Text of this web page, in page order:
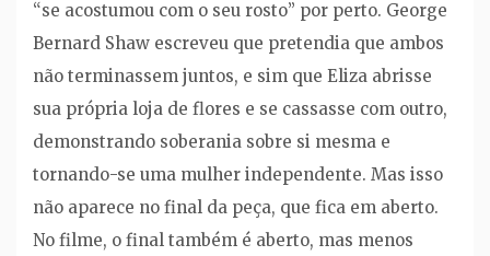
“se acostumou com o seu rosto” por perto. George
Bernard Shaw escreveu que pretendia que ambos
não terminassem juntos, e sim que Eliza abrisse
sua própria loja de flores e se cassasse com outro,
demonstrando soberania sobre si mesma e
tornando-se uma mulher independente. Mas isso
não aparece no final da peça, que fica em aberto.
No filme, o final também é aberto, mas menos